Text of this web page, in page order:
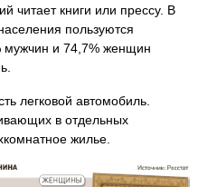
читает книги или прессу. В
пользуются
мужчин и 74,7% женщин
легковой автомобиль.
в отдельных
жилье.